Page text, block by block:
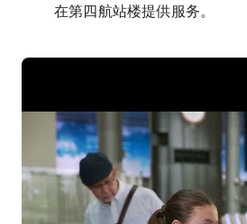
在第四航站楼提供服务。